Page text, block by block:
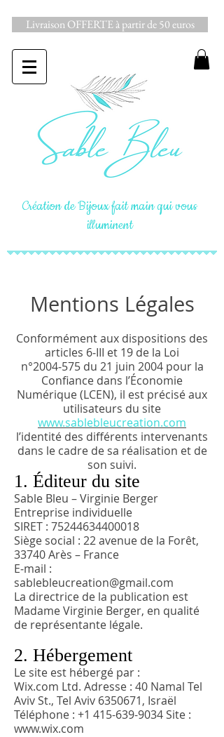
Livraison OFFERTE à partir de 50 euros
Création de Bijoux fait main qui vous
illuminent
Mentions Légales
Conformément aux dispositions des
articles 6‑III et 19 de la Loi
n°2004‑575 du 21 juin 2004 pour la
Confiance dans l’Économie
Numérique (LCEN), il est précisé aux
utilisateurs du site
www.sablebleucreation.com
l’identité des différents intervenants
dans le cadre de sa réalisation et de
son suivi.
1. Éditeur du site
Sable Bleu – Virginie Berger
Entreprise individuelle
SIRET : 75244634400018
Siège social : 22 avenue de la Forêt,
33740 Arès – France
E‑mail :
sablebleucreation@gmail.com
La directrice de la publication est
Madame Virginie Berger, en qualité
de représentante légale.
2. Hébergement
Le site est hébergé par :
Wix.com Ltd. Adresse : 40 Namal Tel
Aviv St., Tel Aviv 6350671, Israël
Téléphone : +1 415-639-9034Site :
www.wix.com